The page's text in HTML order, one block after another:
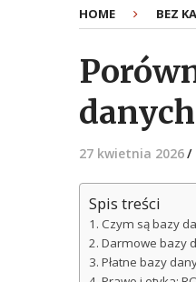
HOME BEZ
27 kwietnia 2026/
Spis treści
Czym są bazy
Darmowe bazy
Płatne bazy